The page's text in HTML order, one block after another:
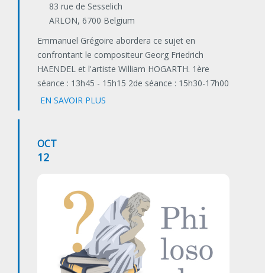
83 rue de Sesselich
ARLON, 6700 Belgium
Emmanuel Grégoire abordera ce sujet en
confrontant le compositeur Georg Friedrich
HAENDEL et l'artiste William HOGARTH. 1ère
séance : 13h45 - 15h15 2de séance : 15h30-17h00
EN SAVOIR PLUS
OCT
12